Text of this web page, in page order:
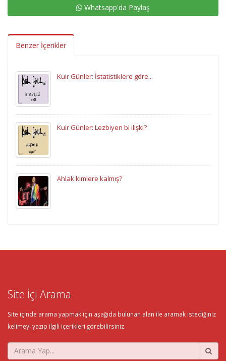
Whatsapp'da Paylaş
Benzer İçerikler
Kuir Günler: İstatistiklere göre...
Kuir Günler: Lezbiyen bi ilişki?
Ahlak kimlere kalmış?
Site İçi Arama
Site içinde arama yapmak için aşağıda bulunan alan ile aramak istediğiniz
kelimeyi yazıp ilgili içerikleri görebilirsiniz.